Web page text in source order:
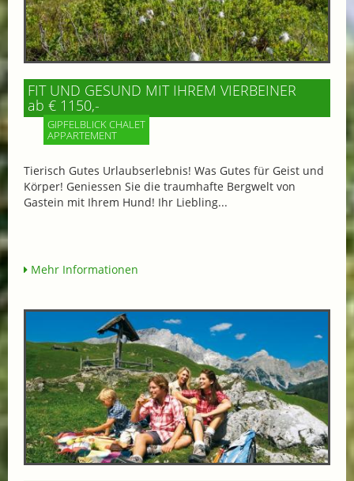
FIT UND GESUND MIT IHREM VIERBEINER
ab € 1150,-
GIPFELBLICK CHALET
APPARTEMENT
Tierisch Gutes Urlaubserlebnis! Was Gutes für Geist und
Körper! Geniessen Sie die traumhafte Bergwelt von
Gastein mit Ihrem Hund! Ihr Liebling...
Mehr Informationen